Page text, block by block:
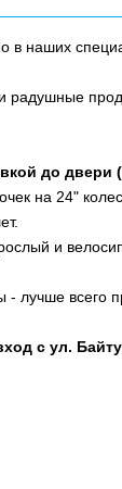
в наших
до двери
на 24"
и
лучше всего
с ул.